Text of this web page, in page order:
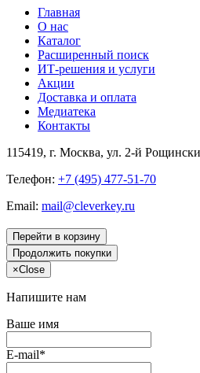
Главная
О нас
Каталог
Расширенный поиск
ИТ-решения и услуги
Акции
Доставка и оплата
Медиатека
Контакты
115419, г. Москва, ул. 2-й
Телефон: +7 (495) 477-51-70
Email: mail@cleverkey.ru
Перейти в корзину
Продолжить покупки
×Close
Напишите нам
Ваше имя
E-mail*